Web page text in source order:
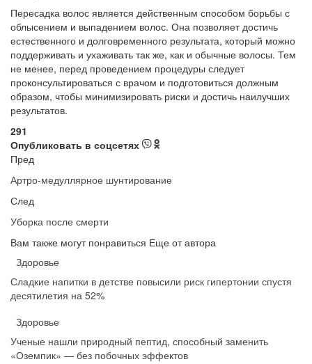
Пересадка волос является действенным способом борьбы с
облысением и выпадением волос. Она позволяет достичь
естественного и долговременного результата, который можно
поддерживать и ухаживать так же, как и обычные волосы. Тем
не менее, перед проведением процедуры следует
проконсультироваться с врачом и подготовиться должным
образом, чтобы минимизировать риски и достичь наилучших
результатов.
291
Опубликовать в соцсетях
Пред
Артро-медуллярное шунтирование
След
Уборка после смерти
Вам также могут понравиться Еще от автора
Здоровье
Сладкие напитки в детстве повысили риск гипертонии спустя
десятилетия на 52%
Здоровье
Ученые нашли природный пептид, способный заменить
«Оземпик» — без побочных эффектов